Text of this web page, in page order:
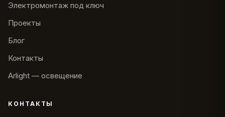
Электромонтаж под ключ
Проекты
Блог
Контакты
Arlight — освещение
КОНТАКТЫ